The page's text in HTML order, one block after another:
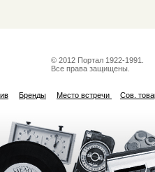
© 2012 Портал 1922-1991.
Все права защищены.
Бренды Место встречи Сов.